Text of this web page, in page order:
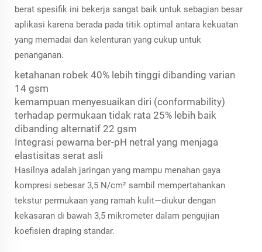
berat spesifik ini bekerja sangat baik untuk sebagian besar
aplikasi karena berada pada titik optimal antara kekuatan
yang memadai dan kelenturan yang cukup untuk
penanganan.
ketahanan robek 40% lebih tinggi dibanding varian
14 gsm
kemampuan menyesuaikan diri (conformability)
terhadap permukaan tidak rata 25% lebih baik
dibanding alternatif 22 gsm
Integrasi pewarna ber-pH netral yang menjaga
elastisitas serat asli
Hasilnya adalah jaringan yang mampu menahan gaya
kompresi sebesar 3,5 N/cm² sambil mempertahankan
tekstur permukaan yang ramah kulit—diukur dengan
kekasaran di bawah 3,5 mikrometer dalam pengujian
koefisien draping standar.